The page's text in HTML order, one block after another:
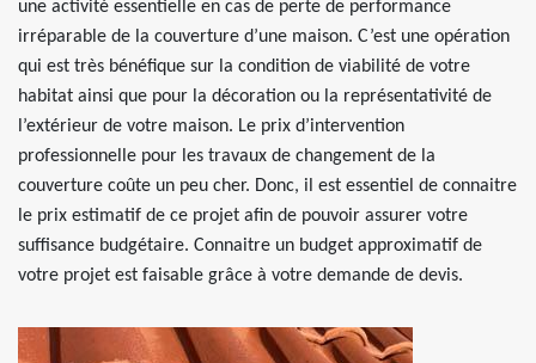
une activité essentielle en cas de perte de performance
irréparable de la couverture d’une maison. C’est une opération
qui est très bénéfique sur la condition de viabilité de votre
habitat ainsi que pour la décoration ou la représentativité de
l’extérieur de votre maison. Le prix d’intervention
professionnelle pour les travaux de changement de la
couverture coûte un peu cher. Donc, il est essentiel de connaitre
le prix estimatif de ce projet afin de pouvoir assurer votre
suffisance budgétaire. Connaitre un budget approximatif de
votre projet est faisable grâce à votre demande de devis.